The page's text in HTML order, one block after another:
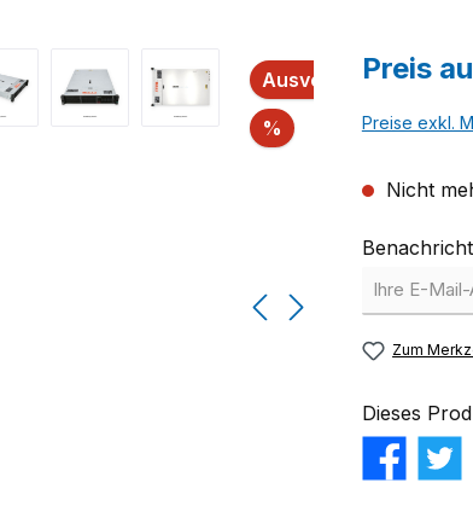
Ausverkauft
% Rabatt
Preis
Preise exkl.
Nicht
Zum
Dieses